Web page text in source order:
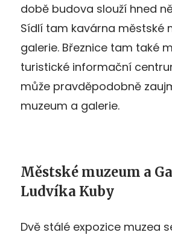
době budova slouží hned
Sídlí tam kavárna městské
galerie. Březnice tam také
turistické informační
může pravděpodobně
muzeum a galerie.
Městské muzeum a
Ludvíka Kuby
Dvě stálé expozice muzea